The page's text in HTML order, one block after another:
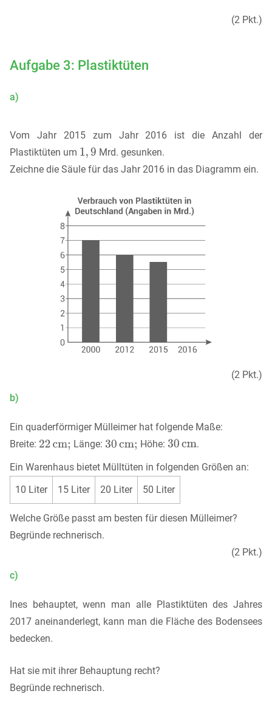
(2 Pkt.)
Aufgabe 3: Plastiktüten
a)
Vom Jahr 2015 zum Jahr 2016 ist die Anzahl der
Plastiktüten um
Mrd. gesunken.
Zeichne die Säule für das Jahr 2016 in das Diagramm ein.
(2 Pkt.)
b)
Ein quaderförmiger Mülleimer hat folgende Maße:
Breite:
Länge: Höhe:
.
Ein Warenhaus bietet Mülltüten in folgenden Größen an:
10 Liter
15 Liter 20 Liter 50 Liter
Welche Größe passt am besten für diesen Mülleimer?
Begründe rechnerisch.
(2 Pkt.)
c)
Ines behauptet, wenn man alle Plastiktüten des Jahres
2017 aneinanderlegt, kann man die Fläche des Bodensees
bedecken.
Hat sie mit ihrer Behauptung recht?
Begründe rechnerisch.